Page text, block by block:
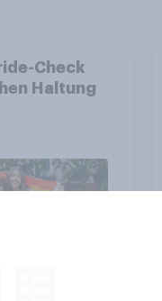
Check
Haltung